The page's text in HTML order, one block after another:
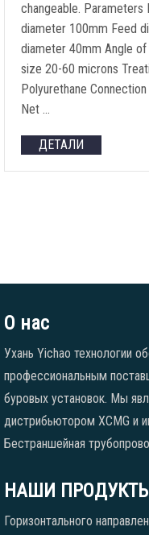
changeable. Parameters
diameter 100mm Feed
diameter 40mm Angle of
size 20-60 microns
Polyurethane
Net …
ДЕТАЛИ
О нас
Ухань Yichao технологии
профессиональным
буровых установок. Мы
дистрибьютором XCMG и
Бестраншейная
НАШИ ПРОДУКТЫ
Горизонтального